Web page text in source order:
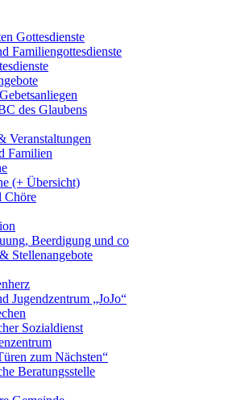
Gottesdienste
Familiengottesdienste
des Glaubens
Veranstaltungen
Familien
(+ Übersicht)
Chöre
Beerdigung und co
Stellenangebote
Jugendzentrum „JoJo“
Sozialdienst
zum Nächsten“
Beratungsstelle